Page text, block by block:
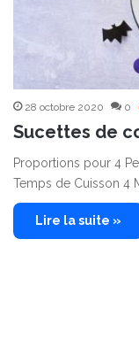
28 octobre 2020 0
Sucettes de
Proportions pour 4
Temps de Cuisson 4
Lire la suite »